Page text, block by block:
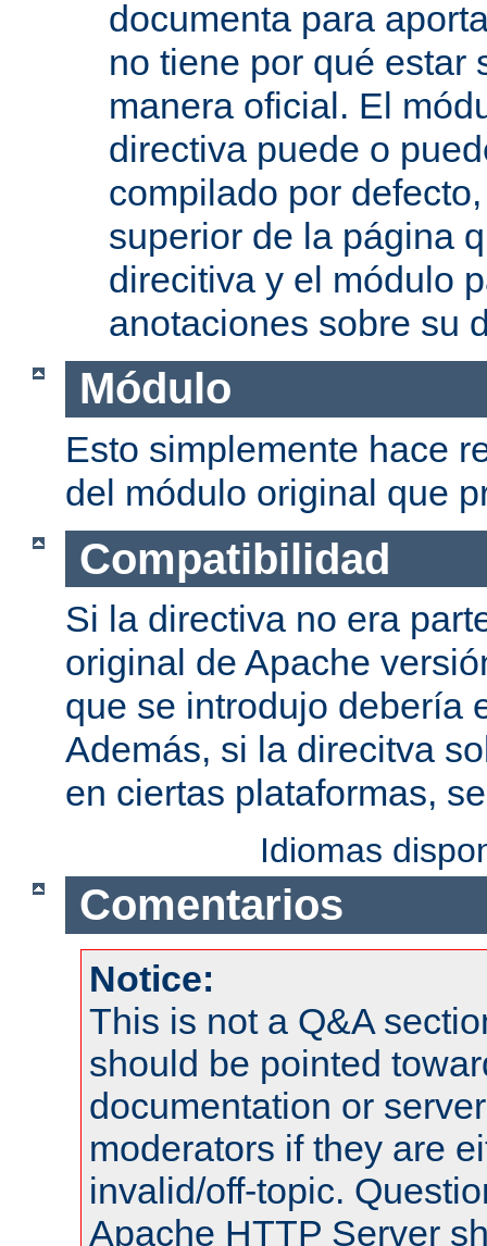
documenta para
no tiene por qué estar
manera oficial. El
directiva puede o
compilado por
superior de la página
direcitiva y el módulo
anotaciones sobre su
Módulo
Esto simplemente hace
del módulo original que
Compatibilidad
Si la directiva no era
original de Apache
que se introdujo debería
Además, si la direcitva
en ciertas plataformas,
Idiomas
Comentarios
Notice:
This is not a Q&A
should be pointed
documentation or
moderators if they are
invalid/off-topic.
Apache HTTP Server